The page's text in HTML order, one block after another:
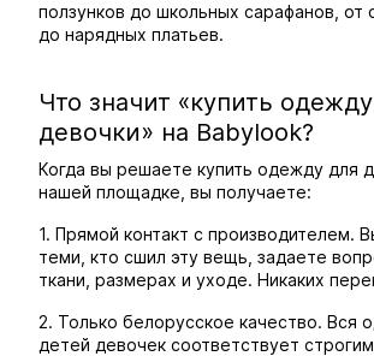
ползунков до школьных сарафанов, от
до нарядных платьев.
Что значит «купить
девочки» на Babylook?
Когда вы решаете купить одежду для
нашей площадке, вы получаете:
1. Прямой контакт с производителем.
теми, кто сшил эту вещь, задаете
ткани, размерах и уходе. Никаких
2. Только белорусское качество. Вся
детей девочек соответствует